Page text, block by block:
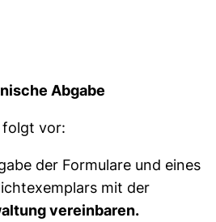
Abgabe
folgt vor:
der Formulare und eines
mit der
vereinbaren.